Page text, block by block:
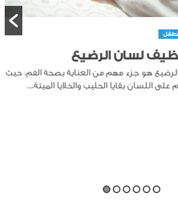
لسان الرضيع
هو جزء مهم من العناية بصحة الفم، حيث
بقايا الحليب والخلايا الميتة،...